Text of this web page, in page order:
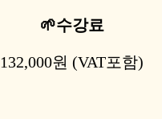
🌱수강료
132,000원 (VAT포함)